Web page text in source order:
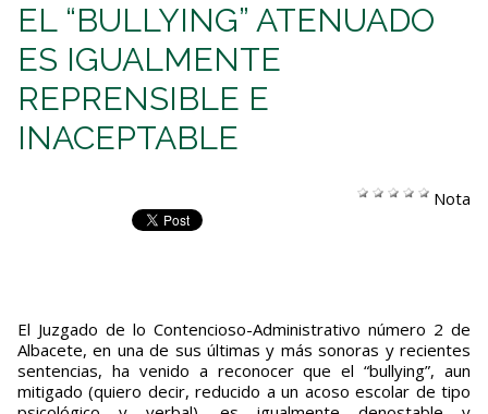
EL “BULLYING” ATENUADO
ES IGUALMENTE
REPRENSIBLE E
INACEPTABLE
Nota
El Juzgado de lo Contencioso-Administrativo número 2 de
Albacete, en una de sus últimas y más sonoras y recientes
sentencias, ha venido a reconocer que el “bullying”, aun
mitigado (quiero decir, reducido a un acoso escolar de tipo